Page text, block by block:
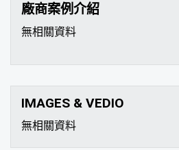
廠商案例介紹
無相關資料
IMAGES & VEDIO
無相關資料